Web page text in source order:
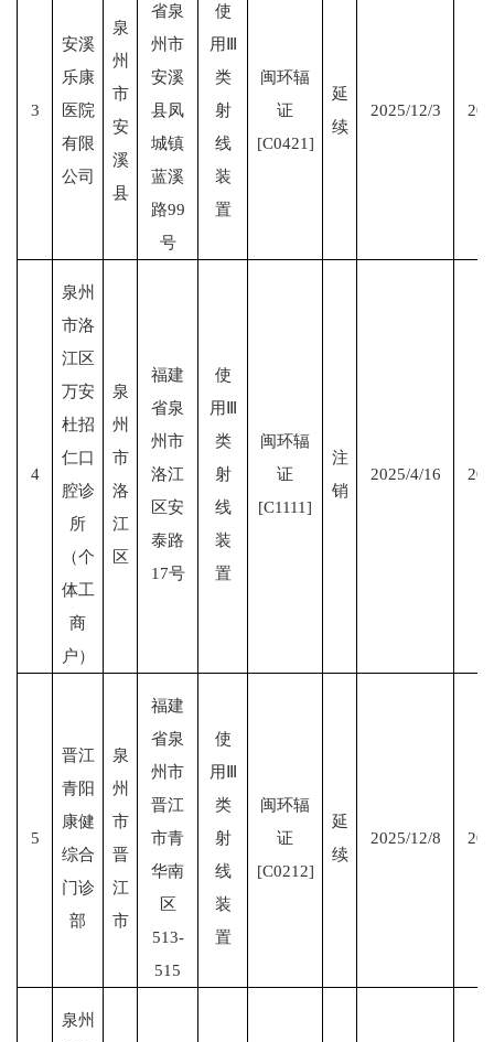
3
安溪
乐康
医院
有限
公司
泉
州
市
安
溪
县
省泉
州市
安溪
县凤
城镇
蓝溪
路99
号
使
用Ⅲ
类
射
线
装
置
闽环辐
证
[C0421]
延
续
2025/12/3
4
泉州
市洛
江区
万安
杜招
仁口
腔诊
所
（个
体工
商
户）
泉
州
市
洛
江
区
福建
省泉
州市
洛江
区安
泰路
17号
使
用Ⅲ
类
射
线
装
置
闽环辐
证
[C1111]
注
销
2025/4/16
5
晋江
青阳
康健
综合
门诊
部
泉
州
市
晋
江
市
福建
省泉
州市
晋江
市青
华南
区
513-
515
使
用Ⅲ
类
射
线
装
置
闽环辐
证
[C0212]
延
续
2025/12/8
泉州